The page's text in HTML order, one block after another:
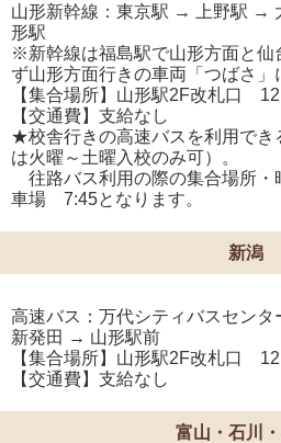
山形新幹線：東京駅 → 上野駅 →
形駅
※新幹線は福島駅で山形方面と仙
ず山形方面行きの車両「つばさ」
【集合場所】山形駅2F改札口
【交通費】支給なし
★校舎行きの高速バスを利用でき
は火曜～土曜入校のみ可）。
往路バス利用の際の集合場所・
車場 7:45となります。
新潟
高速バス：万代シティバスセン
新発田 → 山形駅前
【集合場所】山形駅2F改札口
【交通費】支給なし
富山・石川